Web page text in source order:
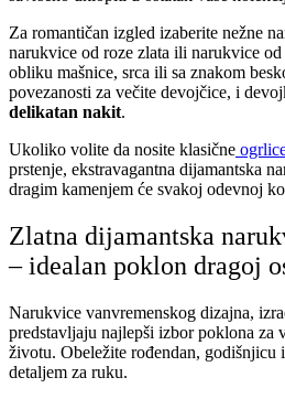
Za romantičan izgled izaberite nežne
narukvice od roze zlata ili narukvice
obliku mašnice, srca ili sa znakom
povezanosti za večite devojčice, i
delikatan nakit.
Ukoliko volite da nosite klasične
prstenje, ekstravagantna dijamantska
dragim kamenjem će svakoj odevnoj
Zlatna dijamantska
– idealan poklon dragoj
Narukvice vanvremenskog dizajna,
predstavljaju najlepši izbor poklona za
životu. Obeležite rođendan,
detaljem za ruku.